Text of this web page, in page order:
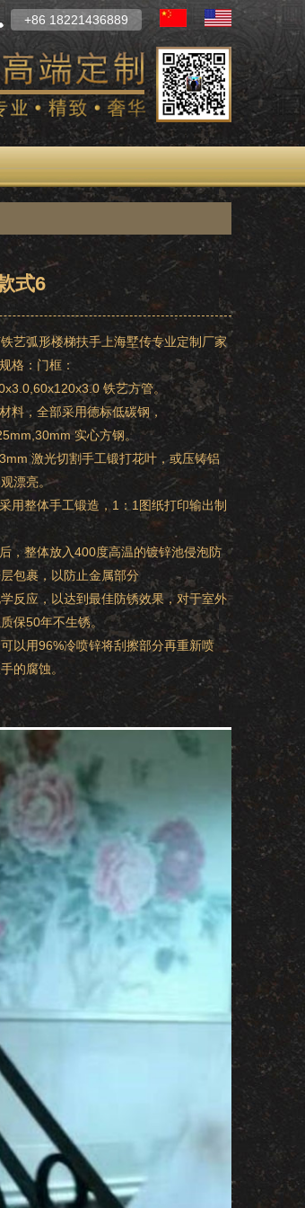
+86 18221436889
式6
艺弧形楼梯扶手上海墅传专业定制厂家
格：门框：
铁艺方管。
料，全部采用德标低碳钢，
实心方钢。
激光切割手工锻打花叶，或压铸铝
漂亮。
用整体手工锻造，1：1图纸打印输出制
，整体放入400度高温的镀锌池侵泡防
包裹，以防止金属部分
反应，以达到最佳防锈效果，对于室外
保50年不生锈。
以用96%冷喷锌将刮擦部分再重新喷
的腐蚀。